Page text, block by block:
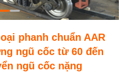
phanh chuẩn AAR
ngũ cốc từ 60 đến
ngũ cốc nặng